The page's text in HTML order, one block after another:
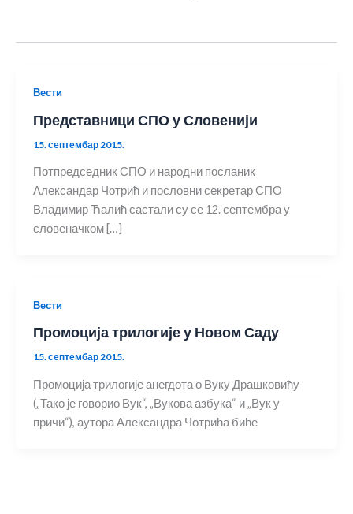
Вести
Представници СПО у Словенији
15. септембар 2015.
Потпредседник СПО и народни посланик
Александар Чотрић и пословни секретар СПО
Владимир Ћалић састали су се 12. септембра у
словеначком […]
Вести
Промоција трилогије у Новом Саду
15. септембар 2015.
Промоција трилогије анегдота о Вуку Драшковићу
(„Тако је говорио Вук“, „Вукова азбука“ и „Вук у
причи“), аутора Александра Чотрића биће